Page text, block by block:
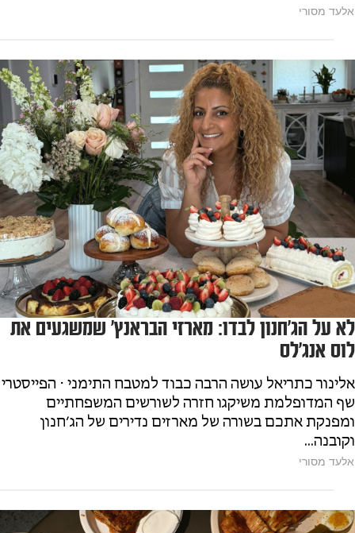
אלעד מסורי
לא על הג׳חנון לבדו: מארזי הבראנץ׳ שמשגעים את
לוס אנג׳לס
אלינור כתריאל עושה הרבה כבוד למטבח התימני ⋅ הפייסטרי
שף המדופלמת משיקגו חזרה לשורשים המשפחתיים
ומפנקת אתכם בשורה של מארזים נדירים של הג׳חנון
וקובנה...
אלעד מסורי